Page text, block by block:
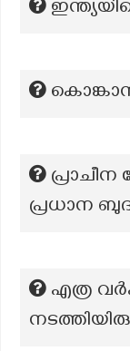
പ്രാചീന
പ്രധാന
എത്ര